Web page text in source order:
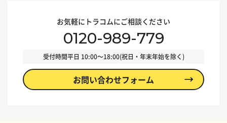
お気軽にトラコムにご相談ください
0120-989-779
受付時間平日 10:00〜18:00(祝日・年末年始を除く)
お問い合わせフォーム